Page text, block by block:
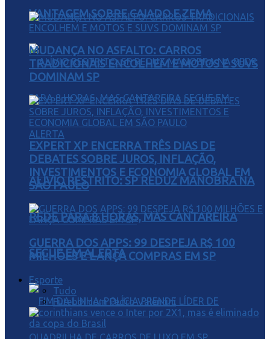
VANTAGEM SOBRE CAIADO E ZEMA
ALÍVIO RESTRITO: SP REDUZ MANOBRA NA
REDE PARA 8 HORAS, MAS CANTAREIRA
SEGUE EM ALERTA
MUDANÇA NO ASFALTO: CARROS
TRADICIONAIS ENCOLHEM E MOTOS E SUVS
DOMINAM SP
EXPERT XP ENCERRA TRÊS DIAS DE
DEBATES SOBRE JUROS, INFLAÇÃO,
INVESTIMENTOS E ECONOMIA GLOBAL EM
SÃO PAULO
GUERRA DOS APPS: 99 DESPEJA R$ 100
MILHÕES E LANÇA COMPRAS EM SP
Esporte
Tudo
Futebol com Pedro Valentini